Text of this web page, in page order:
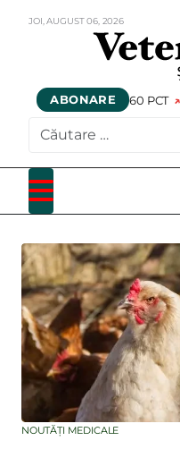
JOI,AUGUST06, 2026
ABONARE 60 PCT
NOUTĂȚI MEDICALE